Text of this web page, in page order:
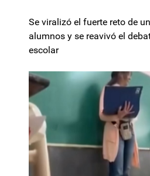
Se viralizó el fuerte reto de
alumnos y se reavivó el
escolar